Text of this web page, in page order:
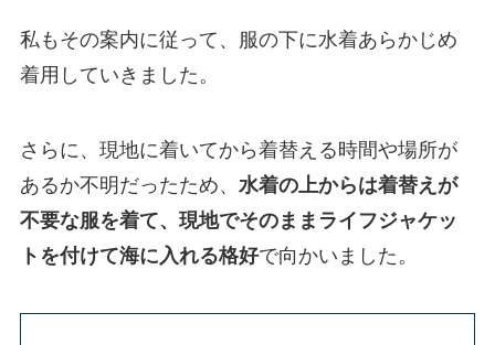
私もその案内に従って、服の下に水着あらかじめ
着用していきました。
さらに、現地に着いてから着替える時間や場所が
あるか不明だったため、 水着の上からは着替えが
不要な服を着て、現地でそのままライフジャケッ
トを付けて海に入れる格好で向かいました。